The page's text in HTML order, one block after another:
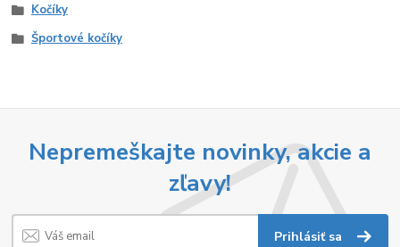
Kočíky
Športové kočíky
Nepremeškajte novinky, akcie a
zľavy!
Prihlásiť sa